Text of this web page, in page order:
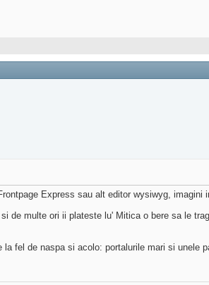
Express sau alt editor wysiwyg, imagini
de multe ori ii plateste lu' Mitica o bere sa le
fel de naspa si acolo: portalurile mari si unele